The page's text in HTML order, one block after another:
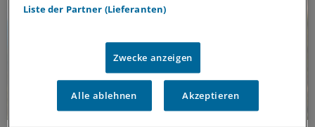
Liste der Partner (Lieferanten)
Zwecke anzeigen
Alle ablehnen Akzeptieren